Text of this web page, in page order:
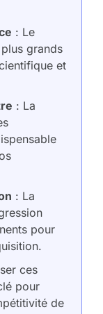
: Le
grands
et
: La
: La
pour
ces
pour
de